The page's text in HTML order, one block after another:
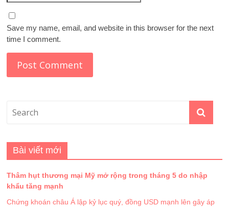
Save my name, email, and website in this browser for the next
time I comment.
Bài viết mới
Thâm hụt thương mại Mỹ mở rộng trong tháng 5 do nhập
khẩu tăng mạnh
Chứng khoán châu Á lập kỷ lục quý, đồng USD mạnh lên gây áp